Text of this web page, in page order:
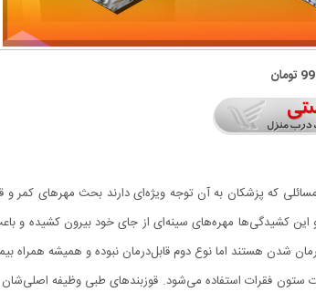
که پزشکان به آن توجه ویژه‌ای دارند بحث مهر‌های کمر و
کشیدگی‌ها مهره‌های سینه‌ای از جای خود بیرون کشیده و
شدن هستند اما نوع دوم قابل‌درمان نبوده و همیشه همراه
ستون فقرات استفاده می‌شود. قوزبندهای طبی وظیفه